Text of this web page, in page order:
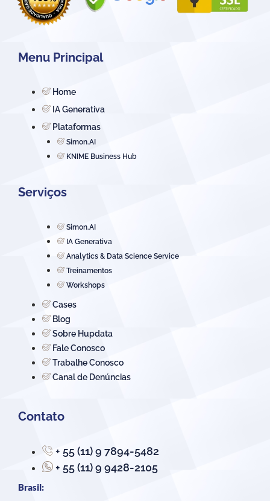
Menu Principal
Home
IA Generativa
Plataformas
Simon.AI
KNIME Business Hub
Serviços
Simon.AI
IA Generativa
Analytics & Data Science Service
Treinamentos
Workshops
Cases
Blog
Sobre Hupdata
Fale Conosco
Trabalhe Conosco
Canal de Denúncias
Contato
+ 55 (11) 9 7894-5482
+ 55 (11) 9 9428-2105
Brasil: